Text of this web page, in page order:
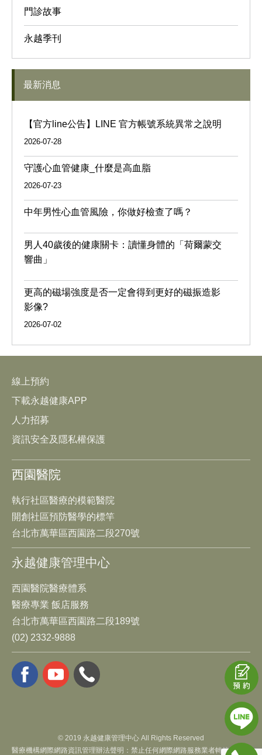
門診故事
永越季刊
最新消息
【官方line公告】LINE 官方帳號系統異常之說明
2026-07-28
守護心血管健康_什麼是高血脂
2026-07-23
中年男性心血管風險，你做好檢查了嗎？
男人40歲後的健康關卡：讀懂身體的「荷爾蒙交
響曲」
更高的磁場強度是否一定會得到更好的磁振造影
影像?
2026-07-02
線上預約
下載永越健康APP
人力招募
資訊安全及隱私權保護
西園醫院
執行社區醫療的模範醫院
開創社區預防醫學的標竿
台北市萬華區西園路二段270號
永越健康管理中心
西園醫院醫療體系
醫療專業 飯店服務
台北市萬華區西園路二段189號
(02) 2332-9888
© 2019 永越健康管理中心 All Rights Reserved
醫療機構網際網路資訊管理辦法聲明：禁止任何網際網路服務業者轉錄本網路